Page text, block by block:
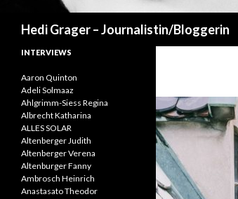
Hedi Grager – Journalistin/Bloggerin
INTERVIEWS
Aaron Quinton
Adeli Solmaaz
Ahlgrimm-Siess Regina
Albrecht Katharina
ALLES SOLAR
Altenberger Judith
Altenberger Verena
Altenburger Fanny
Ambrosch Heinrich
Anastasato Theodor